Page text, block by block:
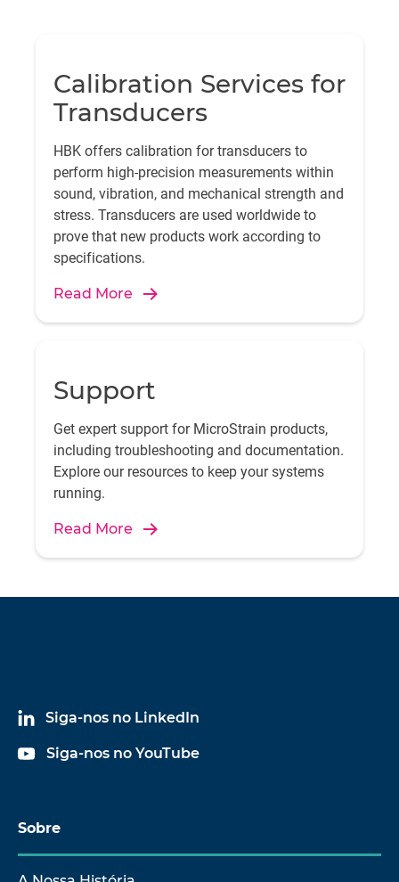
Calibration Services for
Transducers
HBK offers calibration for transducers to
perform high-precision measurements within
sound, vibration, and mechanical strength and
stress. Transducers are used worldwide to
prove that new products work according to
specifications.
Read More
Support
Get expert support for MicroStrain products,
including troubleshooting and documentation.
Explore our resources to keep your systems
running.
Read More
Siga-nos no LinkedIn
Siga-nos no YouTube
Sobre